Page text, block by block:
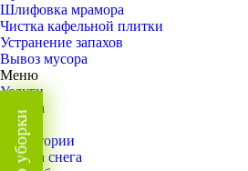
Шлифовка мрамора
Чистка кафельной плитки
Устранение запахов
Вывоз мусора
Меню
Услуги
Уборка
Назад
Территории
Уборка снега